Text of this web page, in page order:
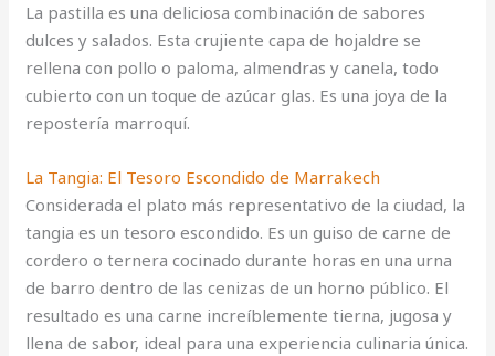
La pastilla es una deliciosa combinación de sabores
dulces y salados. Esta crujiente capa de hojaldre se
rellena con pollo o paloma, almendras y canela, todo
cubierto con un toque de azúcar glas. Es una joya de la
repostería marroquí.
La Tangia: El Tesoro Escondido de Marrakech
Considerada el plato más representativo de la ciudad, la
tangia es un tesoro escondido. Es un guiso de carne de
cordero o ternera cocinado durante horas en una urna
de barro dentro de las cenizas de un horno público. El
resultado es una carne increíblemente tierna, jugosa y
llena de sabor, ideal para una experiencia culinaria única.